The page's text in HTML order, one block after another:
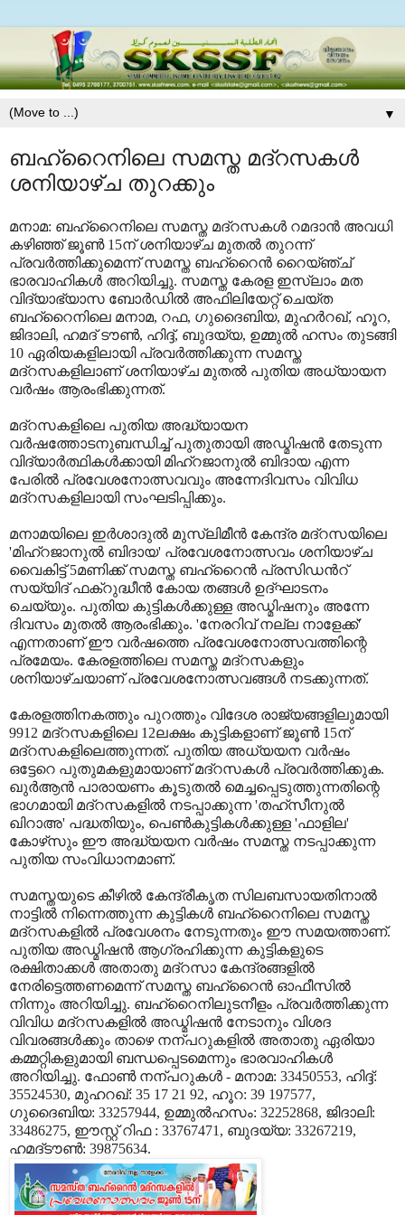
▼
ബഹ്റൈനിലെ സമസ്ത മദ്റസകള്‍
ശനിയാഴ്ച തുറക്കും
മനാമ: ബഹ്റൈനിലെ സമസ്ത മദ്‌റസകള്‍ റമദാന്‍ അവധി
കഴിഞ്ഞ് ജൂണ്‍ 15ന് ശനിയാഴ്ച മുതല്‍ തുറന്ന്
പ്രവര്‍ത്തിക്കുമെന്ന് സമസ്ത ബഹ്റൈന്‍ റൈയ്ഞ്ച്
ഭാരവാഹികള്‍ അറിയിച്ചു. സമസ്ത കേരള ഇസ്ലാം മത
വിദ്യാഭ്യാസ ബോര്‍ഡില്‍ അഫിലിയേറ്റ് ചെയ്ത
ബഹ്റൈനിലെ മനാമ, റഫ, ഗുദൈബിയ, മുഹര്‍റഖ്, ഹൂറ,
ജിദാലി, ഹമദ് ടൗണ്‍, ഹിദ്ദ്, ബുദയ്യ, ഉമ്മുല്‍ ഹസം തുടങ്ങി
10 ഏരിയകളിലായി പ്രവര്‍ത്തിക്കുന്ന സമസ്ത
മദ്റസകളിലാണ് ശനിയാഴ്ച മുതല്‍ പുതിയ അധ്യായന
വര്‍ഷം ആരംഭിക്കുന്നത്.
മദ്റസകളിലെ പുതിയ അദ്ധ്യായന
വര്‍ഷത്തോടനുബന്ധിച്ച് പുതുതായി അഡ്മിഷന്‍ തേടുന്ന
വിദ്യാര്‍ത്ഥികള്‍ക്കായി മിഹ്റജാനുല്‍ ബിദായ എന്ന
പേരില്‍ പ്രവേശനോത്സവവും അന്നേദിവസം വിവിധ
മദ്റസകളിലായി സംഘടിപ്പിക്കും.
മനാമയിലെ ഇര്‍ശാദുല്‍ മുസ്ലിമീന്‍ കേന്ദ്ര മദ്റസയിലെ
'മിഹ്റജാനുല്‍ ബിദായ' പ്രവേശനോത്സവം ശനിയാഴ്ച
വൈകിട്ട് 5മണിക്ക് സമസ്ത ബഹ്റൈന്‍ പ്രസിഡന്‍റ്
സയ്യിദ് ഫക്റുദ്ധീന്‍ കോയ തങ്ങള്‍ ഉദ്ഘാടനം
ചെയ്യും. പുതിയ കുട്ടികള്‍ക്കുള്ള അഡ്മിഷനും അന്നേ
ദിവസം മുതല്‍ ആരംഭിക്കും. 'നേരറിവ് നല്ല നാളേക്ക്'
എന്നതാണ് ഈ വര്‍ഷത്തെ പ്രവേശനോത്സവത്തിന്റെ
പ്രമേയം. കേരളത്തിലെ സമസ്ത മദ്റസകളും
ശനിയാഴ്ചയാണ് പ്രവേശനോത്സവങ്ങള്‍ നടക്കുന്നത്.
കേരളത്തിനകത്തും പുറത്തും വിദേശ രാജ്യങ്ങളിലുമായി
9912 മദ്‌റസകളിലെ 12ലക്ഷം കുട്ടികളാണ് ജൂണ്‍ 15ന്
മദ്‌റസകളിലെത്തുന്നത്. പുതിയ അധ്യയന വര്‍ഷം
ഒട്ടേറെ പുതുമകളുമായാണ് മദ്‌റസകള്‍ പ്രവര്‍ത്തിക്കുക.
ഖുര്‍ആന്‍ പാരായണം കൂടുതല്‍ മെച്ചപ്പെടുത്തുന്നതിന്റെ
ഭാഗമായി മദ്‌റസകളില്‍ നടപ്പാക്കുന്ന 'തഹ്‌സീനുല്‍
ഖിറാഅ' പദ്ധതിയും, പെണ്‍കുട്ടികള്‍ക്കുള്ള 'ഫാളില'
കോഴ്‌സും ഈ അദ്ധ്യയന വര്‍ഷം സമസ്ത നടപ്പാക്കുന്ന
പുതിയ സംവിധാനമാണ്.
സമസ്തയുടെ കീഴില്‍ കേന്ദ്രീകൃത സിലബസായതിനാല്‍
നാട്ടില്‍ നിന്നെത്തുന്ന കുട്ടികള്‍ ബഹ്റൈനിലെ സമസ്ത
മദ്റസകളില്‍ പ്രവേശനം നേടുന്നതും ഈ സമയത്താണ്.
പുതിയ അഡ്മിഷന്‍ ആഗ്രഹിക്കുന്ന കുട്ടികളുടെ
രക്ഷിതാക്കള്‍ അതാതു മദ്റസാ കേന്ദ്രങ്ങളില്‍
നേരിട്ടെത്തണമെന്ന് സമസ്ത ബഹ്റൈന്‍ ഓഫീസില്‍
നിന്നും അറിയിച്ചു. ബഹ്റൈനിലുടനീളം പ്രവര്‍ത്തിക്കുന്ന
വിവിധ മദ്റസകളില്‍ അഡ്മിഷന്‍ നേടാനും വിശദ
വിവരങ്ങള്‍ക്കും താഴെ നന്പറുകളില്‍ അതാതു ഏരിയാ
കമ്മറ്റികളുമായി ബന്ധപ്പെടമെന്നും ഭാരവാഹികള്‍
അറിയിച്ചു. ഫോണ്‍ നന്പറുകള്‍ - മനാമ: 33450553, ഹിദ്ദ്:
35524530, മുഹറഖ്: 35 17 21 92, ഹൂറ: 39 197577,
ഗുദൈബിയ: 33257944, ഉമ്മുൽഹസം: 32252868, ജിദാലി:
33486275, ഈസ്റ്റ് റിഫ : 33767471, ബുദയ്യ: 33267219,
ഹമദ്ടൗൺ: 39875634.